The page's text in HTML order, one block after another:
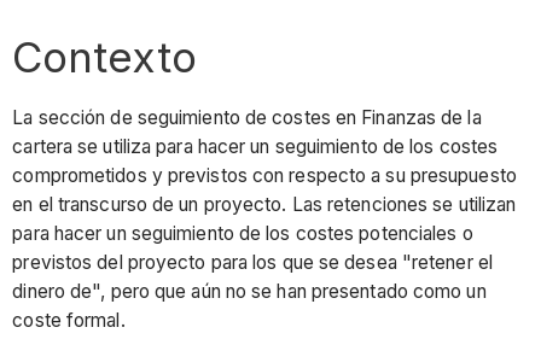
Contexto
La sección de seguimiento de costes en Finanzas de la
cartera se utiliza para hacer un seguimiento de los costes
comprometidos y previstos con respecto a su presupuesto
en el transcurso de un proyecto. Las retenciones se utilizan
para hacer un seguimiento de los costes potenciales o
previstos del proyecto para los que se desea "retener el
dinero de", pero que aún no se han presentado como un
coste formal.